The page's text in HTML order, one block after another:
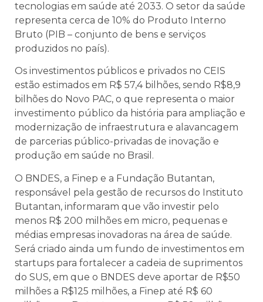
tecnologias em saúde até 2033. O setor da saúde
representa cerca de 10% do Produto Interno
Bruto (PIB – conjunto de bens e serviços
produzidos no país).
Os investimentos públicos e privados no CEIS
estão estimados em R$ 57,4 bilhões, sendo R$8,9
bilhões do Novo PAC, o que representa o maior
investimento público da história para ampliação e
modernização de infraestrutura e alavancagem
de parcerias público-privadas de inovação e
produção em saúde no Brasil.
O BNDES, a Finep e a Fundação Butantan,
responsável pela gestão de recursos do Instituto
Butantan, informaram que vão investir pelo
menos R$ 200 milhões em micro, pequenas e
médias empresas inovadoras na área de saúde.
Será criado ainda um fundo de investimentos em
startups para fortalecer a cadeia de suprimentos
do SUS, em que o BNDES deve aportar de R$50
milhões a R$125 milhões, a Finep até R$ 60